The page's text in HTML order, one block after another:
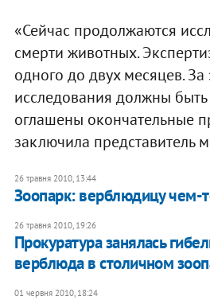
«Сейчас продолжаются
смерти животных.
одного до двух месяцев. За
исследования должны
оглашены окончательные
заключила представитель
26 травня 2010, 13:44
Зоопарк: верблюдицу чем-
26 травня 2010, 19:26
Прокуратура занялась
верблюда в столичном
01 червня 2010, 18:24